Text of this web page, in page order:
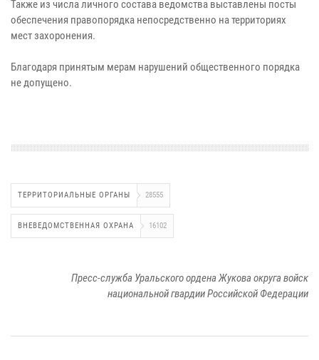
Также из числа личного состава ведомства выставлены посты
обеспечения правопорядка непосредственно на территориях
мест захоронения.
Благодаря принятым мерам нарушений общественного порядка
не допущено.
ТЕРРИТОРИАЛЬНЫЕ ОРГАНЫ 28555
ВНЕВЕДОМСТВЕННАЯ ОХРАНА 16102
Пресс-служба Уральского ордена Жукова округа войск
национальной гвардии Российской Федерации